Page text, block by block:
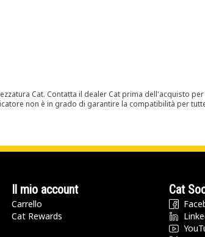
Cat. Contatta il dealer Cat prima dell'acquisto per
non è in grado di garantire la compatibilità per
Il mio account
Carrello
Cat Rewards
Cat